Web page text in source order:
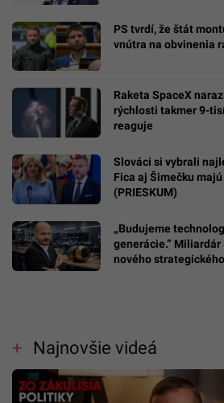
PS tvrdí, že štát
vnútra na obvinenia
Raketa SpaceX
rýchlosti takmer 9-
reaguje
Slováci si vybrali
Fica aj Šimečku
(PRIESKUM)
„Budujeme
generácie.“
nového
Najnovšie videá